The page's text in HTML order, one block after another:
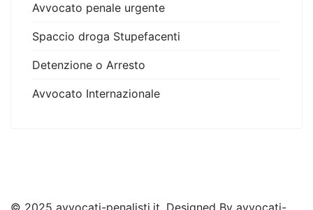
Avvocato penale urgente
Spaccio droga Stupefacenti
Detenzione o Arresto
Avvocato Internazionale